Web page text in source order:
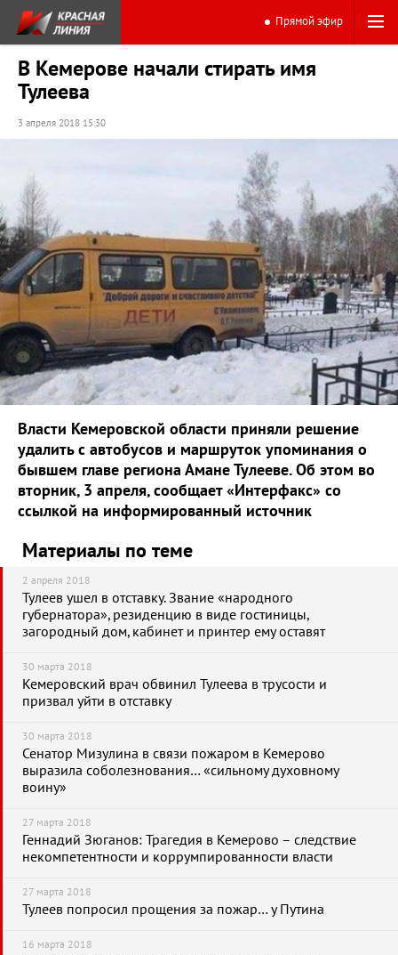
Прямой эфир
В Кемерове начали стирать имя
Тулеева
3 апреля 2018 15:30
Власти Кемеровской области приняли решение
удалить с автобусов и маршруток упоминания о
бывшем главе региона Амане Тулееве. Об этом во
вторник, 3 апреля, сообщает «Интерфакс» со
ссылкой на информированный источник
Материалы по теме
2 апреля 2018
Тулеев ушел в отставку. Звание «народного
губернатора», резиденцию в виде гостиницы,
загородный дом, кабинет и принтер ему оставят
30 марта 2018
Кемеровский врач обвинил Тулеева в трусости и
призвал уйти в отставку
30 марта 2018
Сенатор Мизулина в связи пожаром в Кемерово
выразила соболезнования… «сильному духовному
воину»
27 марта 2018
Геннадий Зюганов: Трагедия в Кемерово – следствие
некомпетентности и коррумпированности власти
27 марта 2018
Тулеев попросил прощения за пожар… у Путина
16 марта 2018